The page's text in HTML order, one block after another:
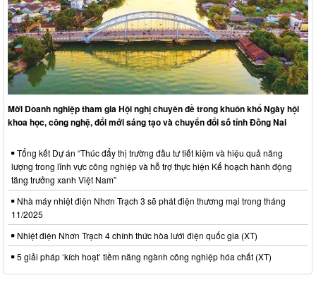
Mời Doanh nghiệp tham gia Hội nghị chuyên đề trong khuôn khổ Ngày hội
khoa học, công nghệ, đổi mới sáng tạo và chuyển đổi số tỉnh Đồng Nai
Tổng kết Dự án “Thúc đẩy thị trường đầu tư tiết kiệm và hiệu quả năng
lượng trong lĩnh vực công nghiệp và hỗ trợ thực hiện Kế hoạch hành động
tăng trưởng xanh Việt Nam”
Nhà máy nhiệt điện Nhơn Trạch 3 sẽ phát điện thương mại trong tháng
11/2025
Nhiệt điện Nhơn Trạch 4 chính thức hòa lưới điện quốc gia (XT)
5 giải pháp ‘kích hoạt’ tiềm năng ngành công nghiệp hóa chất (XT)